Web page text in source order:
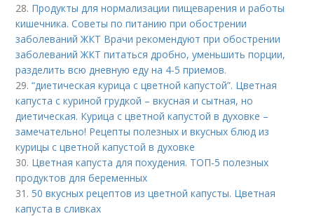
28. Продукты для нормализации пищеварения и работы
кишечника. Советы по питанию при обострении
заболеваний ЖКТ Врачи рекомендуют при обострении
заболеваний ЖКТ питаться дробно, уменьшить порции,
разделить всю дневную еду на 4-5 приемов.
29.“диетическая курица с цветной капустой”. Цветная
капуста с куриной грудкой – вкусная и сытная, но
диетическая. Курица с цветной капустой в духовке –
замечательно! Рецепты полезных и вкусных блюд из
курицы с цветной капустой в духовке
30. Цветная капуста для похудения. ТОП-5 полезных
продуктов для беременных
31. 50 вкусных рецептов из цветной капусты. Цветная
капуста в сливках